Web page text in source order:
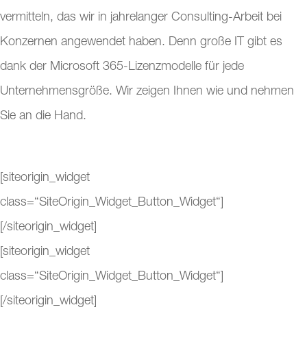
vermitteln, das wir in jahrelanger Consulting-Arbeit bei
Konzernen angewendet haben. Denn große IT gibt es
dank der Microsoft 365-Lizenzmodelle für jede
Unternehmensgröße. Wir zeigen Ihnen wie und nehmen
Sie an die Hand.
[siteorigin_widget
class=“SiteOrigin_Widget_Button_Widget“]
[/siteorigin_widget]
[siteorigin_widget
class=“SiteOrigin_Widget_Button_Widget“]
[/siteorigin_widget]